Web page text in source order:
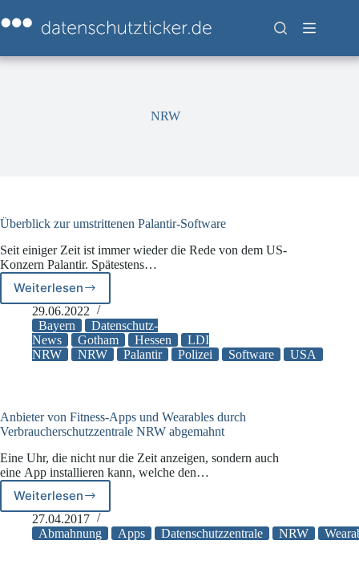
Inhalt
springen
NRW
Überblick zur umstrittenen Palantir-Software
Seit einiger Zeit ist immer wieder die Rede von dem US-
Konzern Palantir. Spätestens…
Weiterlesen
Überblick
zur
umstrittenen
Palantir-
Software
29.06.2022
Bayern
Datenschutz-
News
Gotham Hessen
LDI
NRW
NRW Palantir Polizei Software USA
Anbieter von Fitness-Apps und Wearables durch
Verbraucherschutzzentrale NRW abgemahnt
Eine Uhr, die nicht nur die Zeit anzeigen, sondern auch
eine App installieren kann, welche den…
Weiterlesen
Anbieter
von
Fitness-
27.04.2017
Abmahnung
Apps Datenschutzzentrale NRW